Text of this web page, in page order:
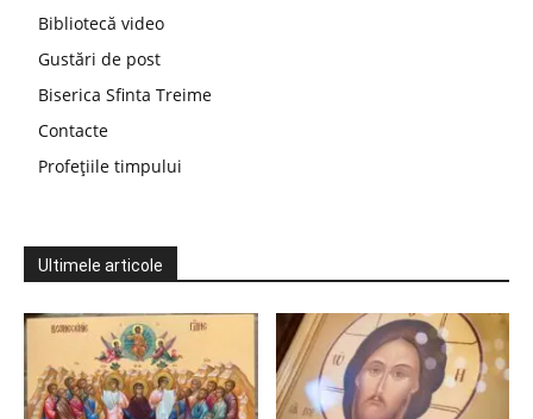
Bibliotecă video
Gustări de post
Biserica Sfinta Treime
Contacte
Profețiile timpului
Ultimele articole